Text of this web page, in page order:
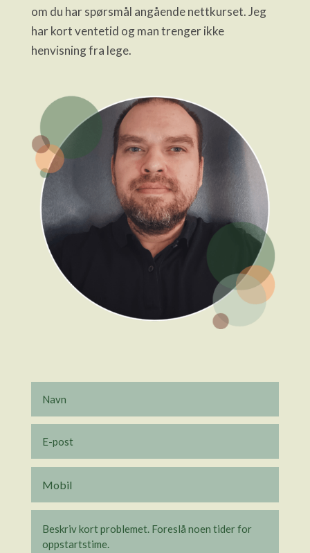
om du har spørsmål angående nettkurset. Jeg
har kort ventetid og man trenger ikke
henvisning fra lege.